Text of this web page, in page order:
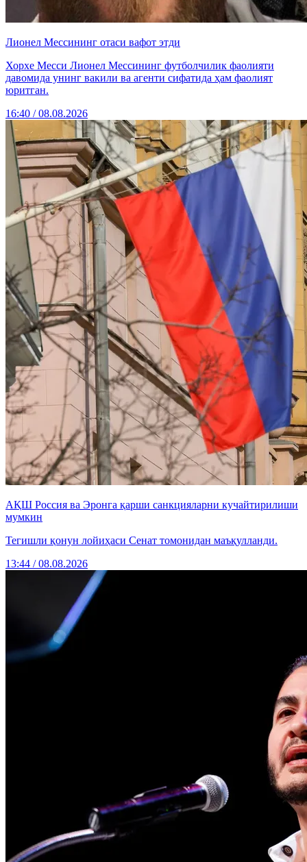
Лионел Мессининг отаси вафот этди
Хорхе Месси Лионел Мессининг футболчилик фаолияти
давомида унинг вакили ва агенти сифатида ҳам фаолият
юритган.
16:40 / 08.08.2026
АҚШ Россия ва Эронга қарши санкцияларни кучайтирилиши
мумкин
Тегишли қонун лойиҳаси Сенат томонидан маъқулланди.
13:44 / 08.08.2026